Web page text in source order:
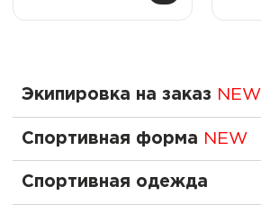
Экипировка на заказ NEW
Спортивная форма NEW
Спортивная одежда